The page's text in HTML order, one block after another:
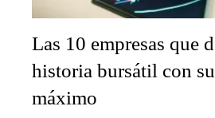
Las 10 empresas que
historia bursátil con
máximo